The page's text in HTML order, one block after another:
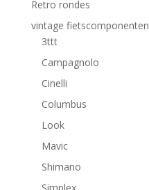
Retro rondes
vintage fietscomponenten
3ttt
Campagnolo
Cinelli
Columbus
Look
Mavic
Shimano